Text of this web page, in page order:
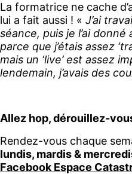
La formatrice ne cache
lui a fait aussi ! « J’ai
séance, puis je l’ai
parce que j’étais assez
mais un ‘live’ est assez
lendemain, j’avais des
Allez hop, dérouillez-
Rendez-vous chaque
lundis, mardis &
Facebook Espace